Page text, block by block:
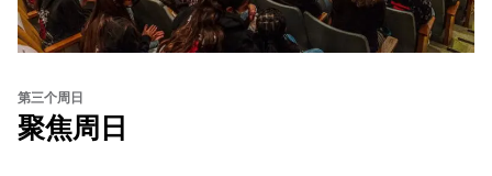
第三个周日
聚焦周日